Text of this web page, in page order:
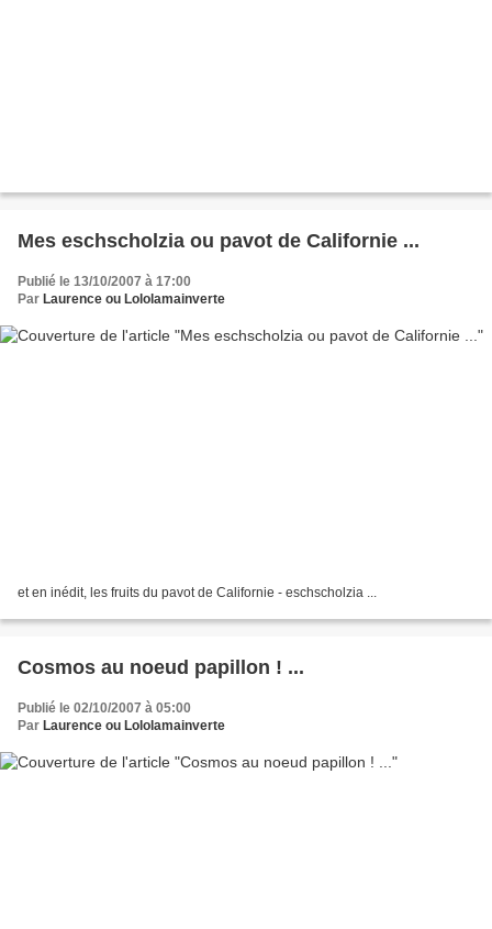
Mes eschscholzia ou pavot de Californie ...
Publié le 13/10/2007 à 17:00
Par Laurence ou Lololamainverte
et en inédit, les fruits du pavot de Californie - eschscholzia ...
Cosmos au noeud papillon ! ...
Publié le 02/10/2007 à 05:00
Par Laurence ou Lololamainverte